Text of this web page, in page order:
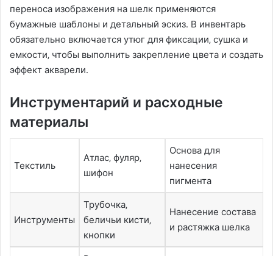
переноса изображения на шелк применяются
бумажные шаблоны и детальный эскиз․ В инвентарь
обязательно включается утюг для фиксации‚ сушка и
емкости‚ чтобы выполнить закрепление цвета и создать
эффект акварели․
Инструментарий и расходные
материалы
Текстиль
Атлас‚ фуляр‚
шифон
Основа для
нанесения
пигмента
Инструменты
Трубочка‚
беличьи кисти‚
кнопки
Нанесение состава
и растяжка шелка